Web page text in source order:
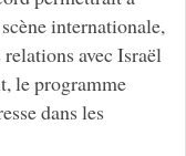
internationale,
avec Israël
le programme
dans les